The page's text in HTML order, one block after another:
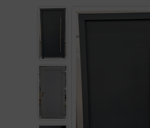
SEITENTEILEN
WH100
ALU90
ALU110FB
AUF LAGER
VON KUNDEN VERKAUFT
GEFRÄST